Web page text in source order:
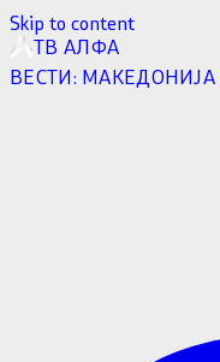
Skip to content
ТВ АЛФА
ВЕСТИ: МАКЕДОНИЈА